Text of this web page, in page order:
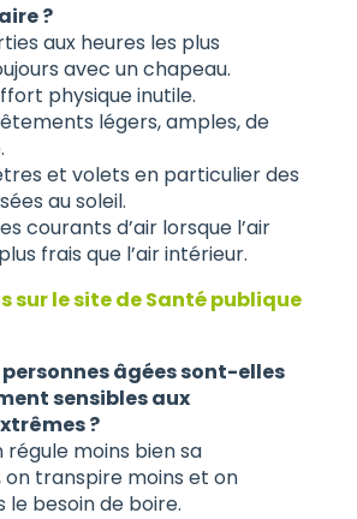
?
aux heures les plus
avec un chapeau.
physique inutile.
légers, amples, de
et volets en particulier des
au soleil.
courants d’air lorsque l’air
frais que l’air intérieur.
sur le site de Santé publique
âgées sont-elles
sensibles aux
?
régule moins bien sa
transpire moins et on
le besoin de boire.